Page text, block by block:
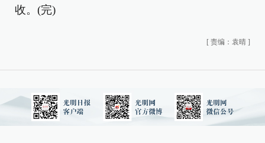
收。(完)
[ 责编：袁晴 ]